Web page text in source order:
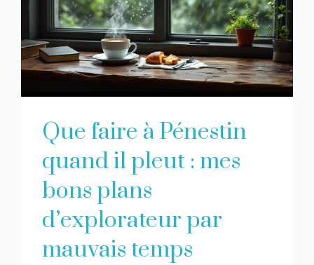
Que faire à Pénestin
quand il pleut : mes
bons plans
d’explorateur par
mauvais temps